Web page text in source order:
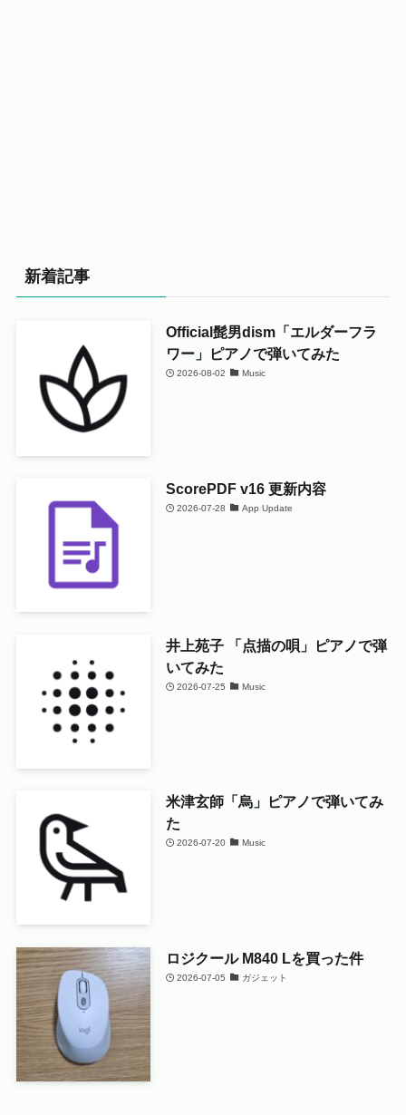
新着記事
Official髭男dism「エルダーフラ
ワー」ピアノで弾いてみた
2026-08-02 Music
ScorePDF v16 更新内容
2026-07-28 App Update
井上苑子 「点描の唄」ピアノで弾
いてみた
2026-07-25 Music
米津玄師「烏」ピアノで弾いてみ
た
2026-07-20 Music
ロジクール M840 Lを買った件
2026-07-05 ガジェット